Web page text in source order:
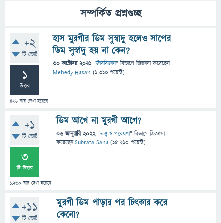
সম্পর্কিত প্রশ্নগুচ্ছ
+2
টি ভোট
1
উত্তর
426 বার দেখা হয়েছে
হাস মুরগীর ডিম সুস্বাদু হলেও সাপের
ডিম সুস্বাদু হয় না কেন?
30 অক্টোবর 2021 "জীববিজ্ঞান" বিভাগে জিজ্ঞাসাকরেছেন
Mehedy Hasan (1,310 পয়েন্ট)
+1
টি ভোট
3
টি উত্তর
1,260 বার দেখা হয়েছে
ডিম আগে না মুরগী আগে?
06 জানুয়ারি 2022 "তত্ত্ব ও গবেষণা" বিভাগে জিজ্ঞাসা
করেছেনSubrata Saha (15,210 পয়েন্ট)
+11
টি ভোট
মুরগী ডিম পাড়ার পর চিৎকার করে
কেনো?